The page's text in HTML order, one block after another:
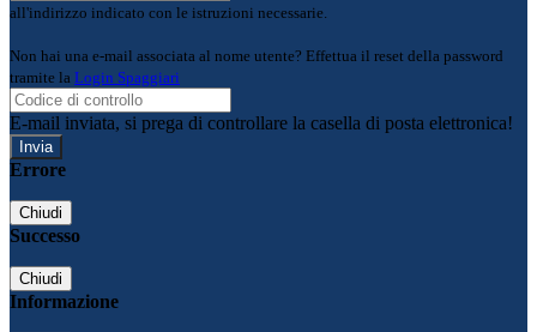
all'indirizzo indicato con le istruzioni necessarie.
Non hai una e-mail associata al nome utente? Effettua il reset della password
tramite la Login Spaggiari
E-mail inviata, si prega di controllare la casella di posta elettronica!
Errore
Chiudi
Successo
Chiudi
Informazione